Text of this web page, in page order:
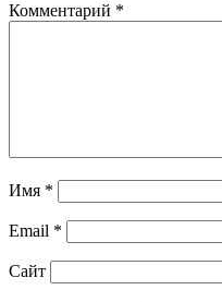
Комментарий *
Имя *
Email *
Сайт